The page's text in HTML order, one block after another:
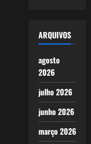
ARQUIVOS
agosto
2026
julho 2026
junho 2026
março 2026